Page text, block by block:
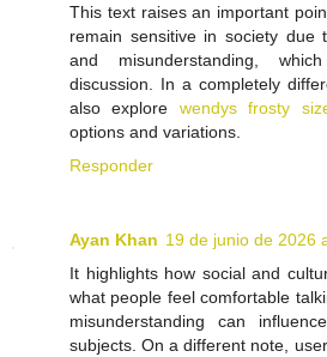
This text raises an important
remain sensitive in society due
and misunderstanding,
discussion. In a completely
also explore wendys frosty
options and variations.
Responder
Ayan Khan 19 de junio de 2026
It highlights how social and
what people feel comfortable
misunderstanding can
subjects. On a different note,